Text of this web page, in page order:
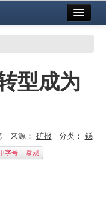
型成为
来源： 矿报 分类： 锑
字号 常规